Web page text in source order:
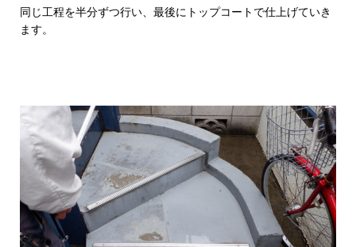
同じ工程を半分ずつ行い、最後にトップコートで仕上げていき
ます。